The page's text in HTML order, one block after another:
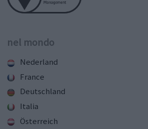
nel mondo
Nederland
France
Deutschland
Italia
Österreich